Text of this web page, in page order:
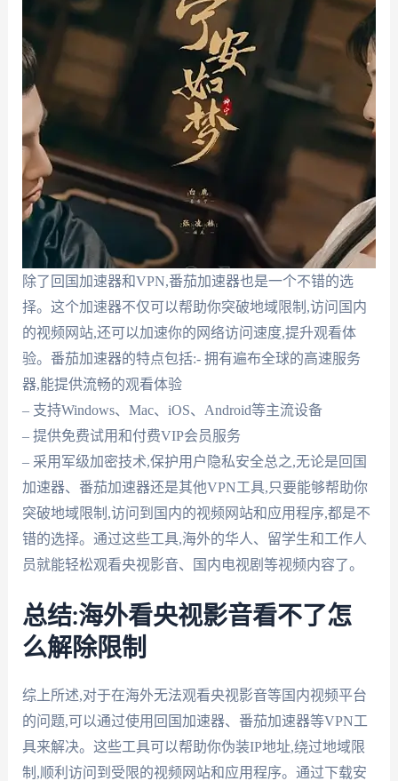
除了回国加速器和VPN,番茄加速器也是一个不错的选
择。这个加速器不仅可以帮助你突破地域限制,访问国内
的视频网站,还可以加速你的网络访问速度,提升观看体
验。番茄加速器的特点包括:- 拥有遍布全球的高速服务
器,能提供流畅的观看体验
– 支持Windows、Mac、iOS、Android等主流设备
– 提供免费试用和付费VIP会员服务
– 采用军级加密技术,保护用户隐私安全总之,无论是回国
加速器、番茄加速器还是其他VPN工具,只要能够帮助你
突破地域限制,访问到国内的视频网站和应用程序,都是不
错的选择。通过这些工具,海外的华人、留学生和工作人
员就能轻松观看央视影音、国内电视剧等视频内容了。
总结:海外看央视影音看不了怎
么解除限制
综上所述,对于在海外无法观看央视影音等国内视频平台
的问题,可以通过使用回国加速器、番茄加速器等VPN工
具来解决。这些工具可以帮助你伪装IP地址,绕过地域限
制,顺利访问到受限的视频网站和应用程序。通过下载安